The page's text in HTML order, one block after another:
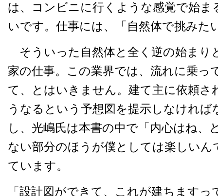
は、コンビニに行くような感覚で始ま
いです。仕事には、「自然体で挑みた
そういった自然体と全く逆の始まり
家の仕事。この業界では、流れに乗っ
て、とはいきません。建て主に依頼さ
うなるという予想図を提示しなければ
し、光嶋氏は本書の中で「内心はね、
ない部分のほうが僕としては楽しいん
ています。
「設計図ができて、これが建ちますっ